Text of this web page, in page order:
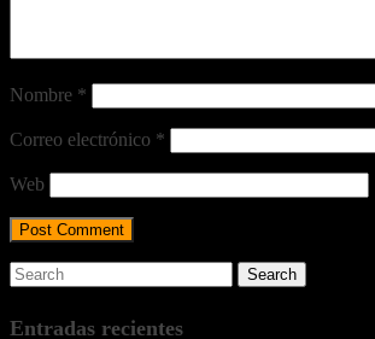
Nombre *
Correo electrónico *
Web
Entradas recientes